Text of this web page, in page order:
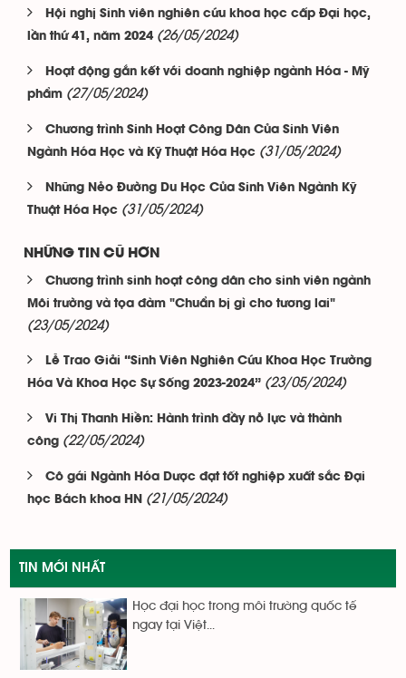
Hội nghị Sinh viên nghiên cứu khoa học cấp Đại học,
lần thứ 41, năm 2024 (26/05/2024)
Hoạt động gắn kết với doanh nghiệp ngành Hóa - Mỹ
phẩm (27/05/2024)
Chương trình Sinh Hoạt Công Dân Của Sinh Viên
Ngành Hóa Học và Kỹ Thuật Hóa Học (31/05/2024)
Những Nẻo Đường Du Học Của Sinh Viên Ngành Kỹ
Thuật Hóa Học (31/05/2024)
NHỮNG TIN CŨ HƠN
Chương trình sinh hoạt công dân cho sinh viên ngành
Môi trường và tọa đàm "Chuẩn bị gì cho tương lai"
(23/05/2024)
Lễ Trao Giải “Sinh Viên Nghiên Cứu Khoa Học Trường
Hóa Và Khoa Học Sự Sống 2023-2024” (23/05/2024)
Vi Thị Thanh Hiền: Hành trình đầy nỗ lực và thành
công (22/05/2024)
Cô gái Ngành Hóa Dược đạt tốt nghiệp xuất sắc Đại
học Bách khoa HN
(21/05/2024)
TIN MỚI NHẤT
Học đại học trong môi trường quốc tế
ngay tại Việt...